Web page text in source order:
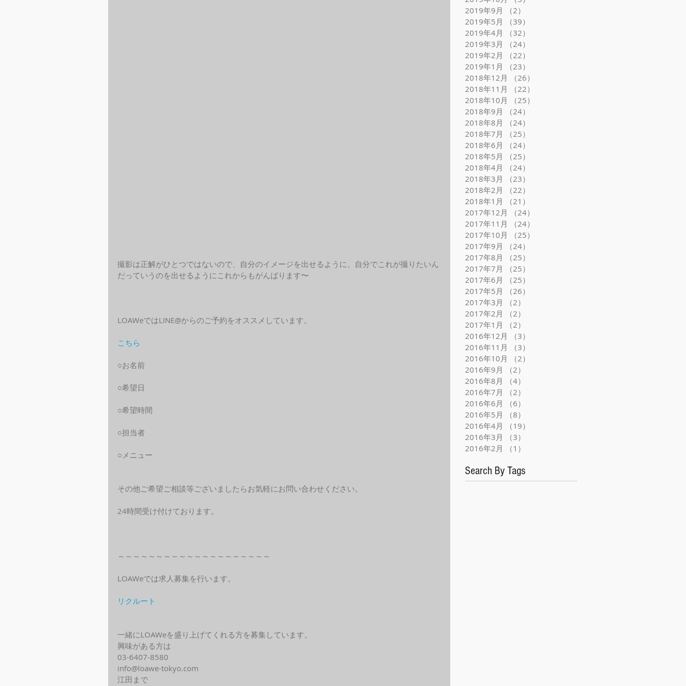
撮影は正解がひとつではないので、自分のイメージを出せるように、自分でこれが撮りたいん
だっていうのを出せるようにこれからもがんばります〜
LOAWeではLINE@からのご予約をオススメしています。
こちら
○お名前
○希望日
○希望時間
○担当者
○メニュー
その他ご希望ご相談等ございましたらお気軽にお問い合わせください。
24時間受け付けております。
～～～～～～～～～～～～～～～～～～～～
LOAWeでは求人募集を行います。
リクルート
一緒にLOAWeを盛り上げてくれる方を募集しています。
興味がある方は
03-6407-8580
info@loawe-tokyo.com
江田まで
2019年9月
（2）
2019年5月
（39）
2019年4月
（32）
2019年3月
（24）
2019年2月
（22）
2019年1月
（23）
2018年12月
（26）
2018年11月
（22）
2018年10月
（25）
2018年9月
（24）
2018年8月
（24）
2018年7月
（25）
2018年6月
（24）
2018年5月
（25）
2018年4月
（24）
2018年3月
（23）
2018年2月
（22）
2018年1月
（21）
2017年12月
（24）
2017年11月
（24）
2017年10月
（25）
2017年9月
（24）
2017年8月
（25）
2017年7月
（25）
2017年6月
（25）
2017年5月
（26）
2017年3月
（2）
2017年2月
（2）
2017年1月
（2）
2016年12月
（3）
2016年11月
（3）
2016年10月
（2）
2016年9月
（2）
2016年8月
（4）
2016年7月
（2）
2016年6月
（6）
2016年5月
（8）
2016年4月
（19）
2016年3月
（3）
2016年2月
（1）
Search By Tags